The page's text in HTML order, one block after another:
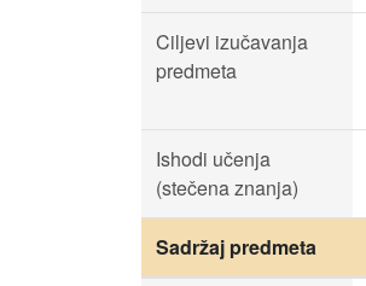
Ciljevi izučavanja
predmeta
Ishodi učenja
(stečena znanja)
Sadržaj predmeta